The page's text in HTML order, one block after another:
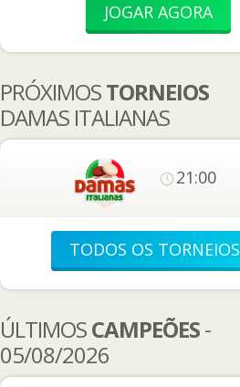
JOGAR AGORA
PRÓXIMOSTORNEIOS
DAMAS ITALIANAS
21:00
TODOS OS TORNEIOS
ÚLTIMOSCAMPEÕES-
05/08/2026